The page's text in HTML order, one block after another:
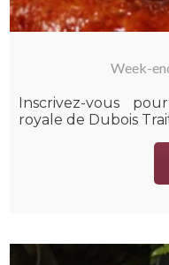
Week-
Inscrivez-vous
royale de Dubois